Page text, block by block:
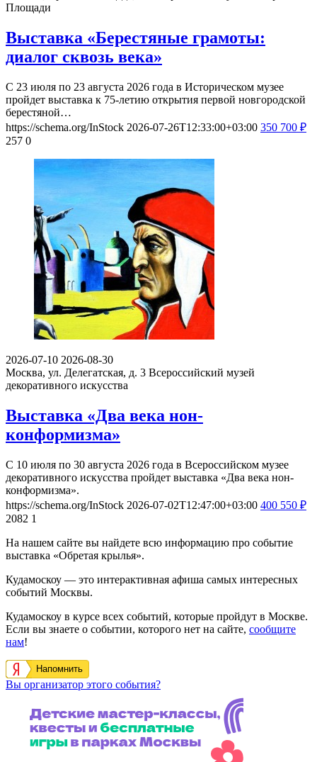
Площади
Выставка «Берестяные грамоты:
диалог сквозь века»
С 23 июля по 23 августа 2026 года в Историческом музее
пройдет выставка к 75-летию открытия первой новгородской
берестяной…
https://schema.org/InStock 2026-07-26T12:33:00+03:00 350 700 ₽
257 0
2026-07-10 2026-08-30
Москва, ул. Делегатская, д. 3 Всероссийский музей
декоративного искусства
Выставка «Два века нон-
конформизма»
С 10 июля по 30 августа 2026 года в Всероссийском музее
декоративного искусства пройдет выставка «Два века нон-
конформизма».
https://schema.org/InStock 2026-07-02T12:47:00+03:00 400 550 ₽
2082 1
На нашем сайте вы найдете всю информацию про событие
выставка «Обретая крылья».
Кудамоскоу — это интерактивная афиша самых интересных
событий Москвы.
Кудамоскоу в курсе всех событий, которые пройдут в Москве.
Если вы знаете о событии, которого нет на сайте, сообщите
нам!
Напомнить
Вы организатор этого события?